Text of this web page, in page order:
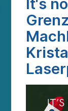
It‘s